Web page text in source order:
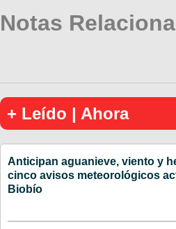
Notas
+ Leído | Ahora
Anticipan aguanieve, viento y
cinco avisos meteorológicos
Biobío